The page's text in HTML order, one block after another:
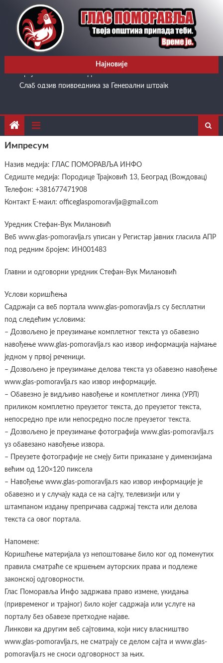
content
Најновије
Игор Брауновић отворио клуб љубитеља Равногорског
покрета и најавио борбу за увођење 14. јануара као нерадног
Слаб одзив привредника за Генерални штрајк
ОПШТИНА ДЕСПОТОВАЦ ДОБИЛА НОВО МИНИБУС
ВОЗИЛО
Игор Брауновић отворио клуб љубитеља Равногорског
Импресум
Назив медија: ГЛАС ПОМОРАВЉА ИНФО
Седиште медија: Породице Трајковић 13, Београд (Вождовац)
Телефон: +381677471908
Контакт Е-маил: officeglaspomoravlja@gmail.com
Уредник Стефан-Вук Милановић
Веб www.glas-pomoravlja.rs уписан у Регистар јавних гласила АПР
под редним бројем: ИН001483
Главни и одговорни уредник Стефан-Вук Милановић
Услови коришћења
Садржаји са веб портала www.glas-pomoravlja.rs су бесплатни
под следећим условима:
– Дозвољено је преузимање комплетног текста уз обавезно
навођење www.glas-pomoravlja.rs као извор информација најмање
једном у првој реченици.
– Дозвољено је преузимање делова текста уз обавезно навођење
www.glas-pomoravlja.rs као извор информације.
– Обавезно је видљиво навођење и комплетног линка (УРЛ)
приликом комплетно преузетог текста, до преузетог текста,
непосредно пре или непосредно после преузетог текста.
– Дозвољено је преузимање фотографија www.glas-pomoravlja.rs
уз обавезано навођење извора.
– Преузете фотографије не смеју бити приказане у димензијама
већим од 120×120 пиксела
– Навођење www.glas-pomoravlja.rs као извор информације је
обавезно и у случају када се на сајту, телевизији или у
штампаном издању препричава садржај текста или делова
текста са овог портала.
Напомене:
Коришћење материјала уз непоштовање било ког од поменутих
правила сматраће се кршењем ауторских права и подлеже
законској одговорности.
Глас Поморавља Инфо задржава право измене, укидања
(привременог и трајног) било којег садржаја или услуге на
порталу без обавезе претходне најаве.
Линкови ка другим веб сајтовима, који нису власништво
www.glas-pomoravlja.rs, не сматрају се делом сајта и www.glas-
pomoravlja.rs не сноси одговорност за њих.